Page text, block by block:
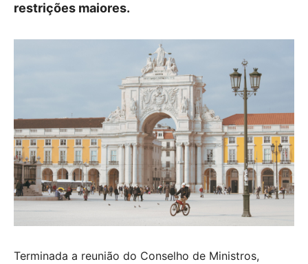
restrições maiores.
Terminada a reunião do Conselho de Ministros,